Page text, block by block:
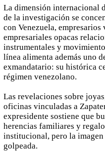
La dimensión internacional
de la investigación se
con Venezuela,
empresariales opacas
instrumentales y
línea alimenta además uno
exmandatario: su histórica
régimen venezolano.
Las revelaciones sobre
oficinas vinculadas a
expresidente sostiene que
herencias familiares y
institucional, pero la
golpeada.